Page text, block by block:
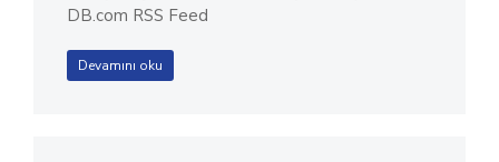
DB.com RSS Feed
Devamını oku